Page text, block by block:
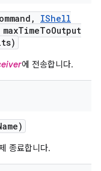
,
IShell
TimeToOutput
에 전송합니다.
종료합니다.